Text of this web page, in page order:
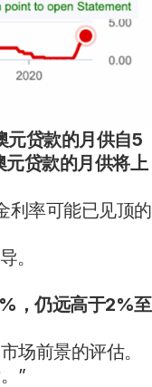
元贷款的月供自5
贷款的月供将上
利率可能已见顶的
。
，仍远高于2%至
场前景的评估。
”